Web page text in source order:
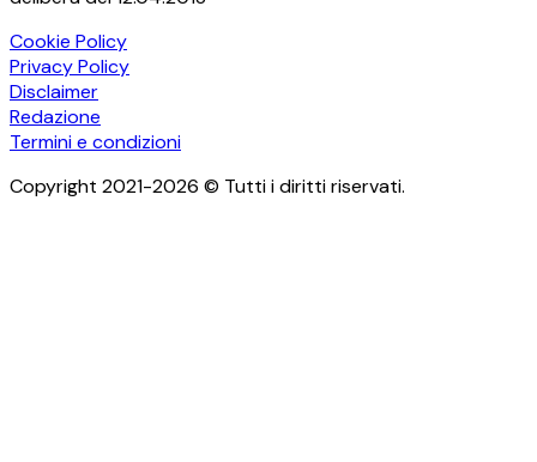
Cookie Policy
Privacy Policy
Disclaimer
Redazione
Termini e condizioni
Copyright 2021-2026 © Tutti i diritti riservati.